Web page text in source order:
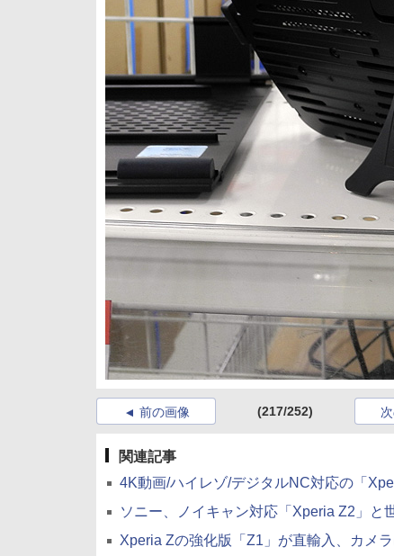
前の画像 (217/252)
関連記事
4K動画/ハイレゾ/デジタルNC対応の「
ソニー、ノイキャン対応「Xperia Z2」と
Xperia Zの強化版「Z1」が直輸入、カメ